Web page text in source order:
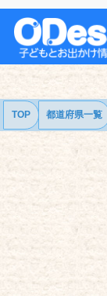
TOP 都道府県一覧